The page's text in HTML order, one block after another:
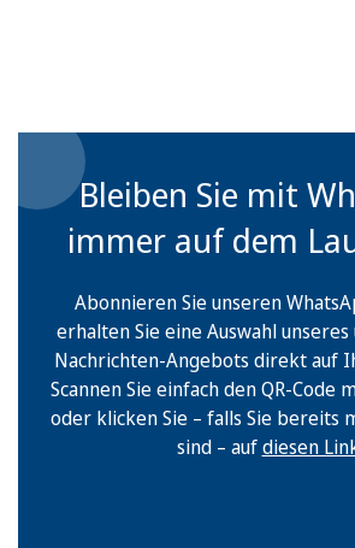
Bleiben Sie mit
immer auf dem
Abonnieren Sie unseren
erhalten Sie eine Auswahl
Nachrichten-Angebots direkt auf
Scannen Sie einfach den QR-Code
oder klicken Sie – falls Sie bereits
sind – aufdiesen